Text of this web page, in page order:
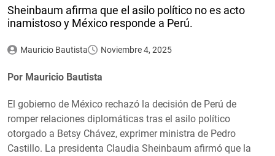
Sheinbaum afirma que el asilo político no es acto
inamistoso y México responde a Perú.
Mauricio Bautista Noviembre 4, 2025
Por Mauricio Bautista
El gobierno de México rechazó la decisión de Perú de
romper relaciones diplomáticas tras el asilo político
otorgado a Betsy Chávez, exprimer ministra de Pedro
Castillo. La presidenta Claudia Sheinbaum afirmó que la